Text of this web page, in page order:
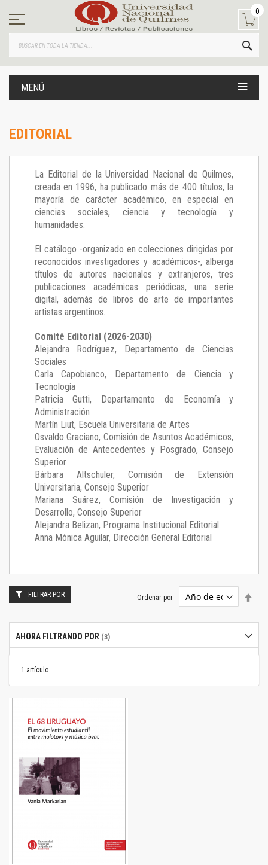
contenido
0
MENÚ
EDITORIAL
La Editorial de la Universidad Nacional de Quilmes,
creada en 1996, ha publicado más de 400 títulos, la
mayoría de carácter académico, en especial en
ciencias sociales, ciencia y tecnología y
humanidades.
El catálogo -organizado en colecciones dirigidas por
reconocidos investigadores y académicos-, alberga
títulos de autores nacionales y extranjeros, tres
publicaciones académicas periódicas, una serie
digital, además de libros de arte de importantes
artistas argentinos.
Comité Editorial (2026-2030)
Alejandra Rodríguez, Departamento de Ciencias
Sociales
Carla Capobianco, Departamento de Ciencia y
Tecnología
Patricia Gutti, Departamento de Economía y
Administración
Martín Liut, Escuela Universitaria de Artes
Osvaldo Graciano, Comisión de Asuntos Académicos,
Evaluación de Antecedentes y Posgrado, Consejo
Superior
Bárbara Altschuler, Comisión de Extensión
Universitaria, Consejo Superior
Mariana Suárez, Comisión de Investigación y
Desarrollo, Consejo Superior
Alejandra Belizan, Programa Institucional Editorial
Anna Mónica Aguilar, Dirección General Editorial
1 artículo
Ordenar por
FILTRAR POR
AHORA FILTRANDO POR